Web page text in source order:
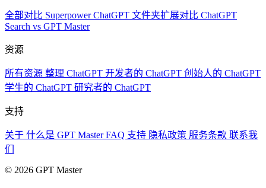
全部对比 Superpower ChatGPT 文件夹扩展对比 ChatGPT
Search vs GPT Master
资源
所有资源 整理 ChatGPT 开发者的 ChatGPT 创始人的 ChatGPT
学生的 ChatGPT 研究者的 ChatGPT
支持
关于 什么是 GPT MasterFAQ 支持 隐私政策 服务条款 联系我
们
© 2026 GPT Master